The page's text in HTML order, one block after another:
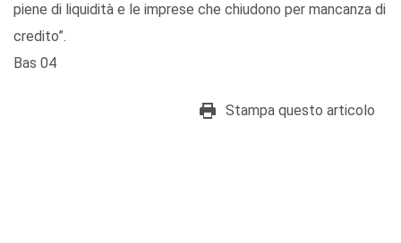
piene di liquidità e le imprese che chiudono per mancanza di
credito”.
Bas 04
Stampa questo articolo